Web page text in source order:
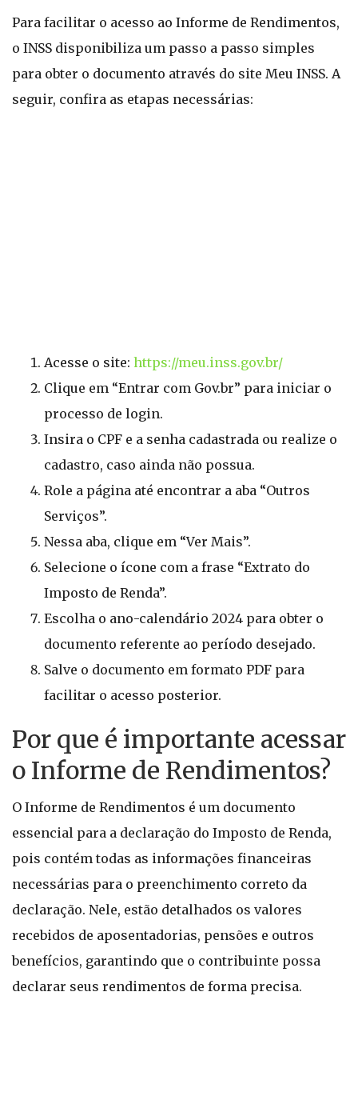
Para facilitar o acesso ao Informe de Rendimentos,
o INSS disponibiliza um passo a passo simples
para obter o documento através do site Meu INSS. A
seguir, confira as etapas necessárias:
Acesse o site: https://meu.inss.gov.br/
Clique em “Entrar com Gov.br” para iniciar o
processo de login.
Insira o CPF e a senha cadastrada ou realize o
cadastro, caso ainda não possua.
Role a página até encontrar a aba “Outros
Serviços”.
Nessa aba, clique em “Ver Mais”.
Selecione o ícone com a frase “Extrato do
Imposto de Renda”.
Escolha o ano-calendário 2024 para obter o
documento referente ao período desejado.
Salve o documento em formato PDF para
facilitar o acesso posterior.
Por que é importante acessar
o Informe de Rendimentos?
O Informe de Rendimentos é um documento
essencial para a declaração do Imposto de Renda,
pois contém todas as informações financeiras
necessárias para o preenchimento correto da
declaração. Nele, estão detalhados os valores
recebidos de aposentadorias, pensões e outros
benefícios, garantindo que o contribuinte possa
declarar seus rendimentos de forma precisa.